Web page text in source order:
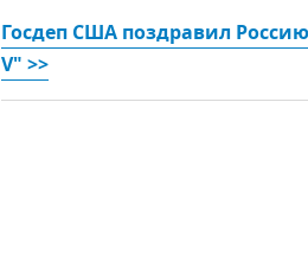
Госдеп США поздравил
V" >>